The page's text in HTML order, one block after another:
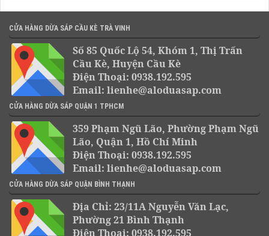
CỬA HÀNG DỪA SÁP CẦU KÈ TRÀ VINH
Số 85 Quốc Lộ 54, Khóm 1, Thị Trấn
Cầu Kè, Huyện Cầu Kè
Điện Thoại: 0938.192.595
Email: lienhe@aloduasap.com
CỬA HÀNG DỪA SÁP QUẬN 1 TPHCM
359 Phạm Ngũ Lão, Phường Phạm Ngũ
Lão, Quận 1, Hồ Chí Minh
Điện Thoại: 0938.192.595
Email: lienhe@aloduasap.com
CỬA HÀNG DỪA SÁP QUẬN BÌNH THẠNH
Địa Chỉ: 23/11A Nguyễn Văn Lạc,
Phường 21 Bình Thạnh
Điện Thoại: 0938.192.595